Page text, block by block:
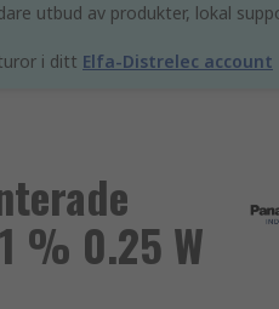
utbud av produkter, lokal
i ditt Elfa-Distrelec account
% 0.25 W